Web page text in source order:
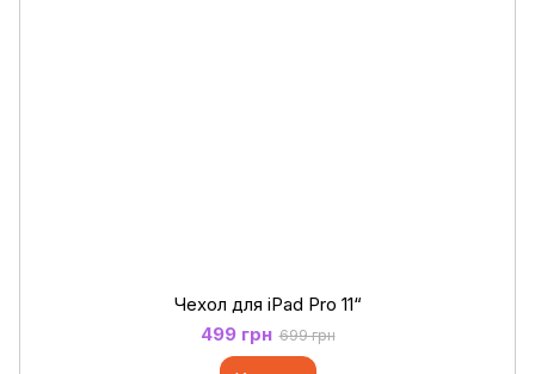
Чехол для iPad Pro 11“
499 грн 699 грн